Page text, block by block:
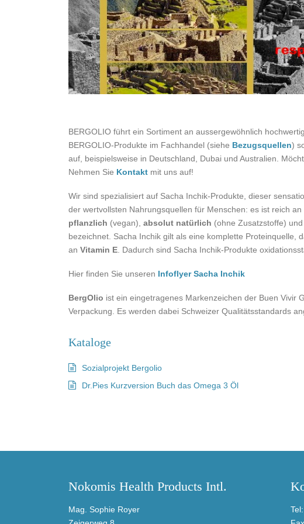
BERGOLIO führt ein Sortiment an aussergewöhnlich
BERGOLIO-Produkte im Fachhandel (siehe Bezugsquellen)
auf, beispielsweise in Deutschland, Dubai und Australien.
Nehmen Sie Kontakt mit uns auf!
Wir sind spezialisiert auf Sacha Inchik-Produkte, dieser
der wertvollsten Nahrungsquellen für Menschen: es ist reich
pflanzlich (vegan), absolut natürlich (ohne Zusatzstoffe) und
bezeichnet. Sacha Inchik gilt als eine komplette Proteinquelle,
an Vitamin E. Dadurch sind Sacha Inchik-Produkte
Hier finden Sie unseren Infoflyer Sacha Inchik
BergOlio ist ein eingetragenes Markenzeichen der Buen Vivir
Verpackung. Es werden dabei Schweizer Qualitätsstandards
Kataloge
Sozialprojekt Bergolio
Dr.Pies Kurzversion Buch das Omega 3 Öl
Nokomis Health Products Intl.
Mag. Sophie Royer